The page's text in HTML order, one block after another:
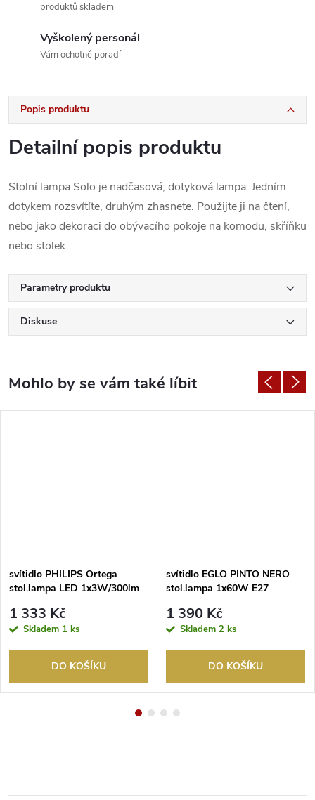
produktů skladem
Vyškolený personál
Vám ochotně poradí
Popis produktu
Detailní popis produktu
Stolní lampa Solo je nadčasová, dotyková lampa. Jedním
dotykem rozsvítíte, druhým zhasnete. Použijte ji na čtení,
nebo jako dekoraci do obývacího pokoje na komodu, skříňku
nebo stolek.
Parametry produktu
Diskuse
svítidlo PHILIPS Ortega
stol.lampa LED 1x3W/300lm
1 333 Kč
Skladem 1 ks
DO KOŠÍKU
svítidlo EGLO PINTO NERO
stol.lampa 1x60W E27
1 390 Kč
Skladem 2 ks
DO KOŠÍKU